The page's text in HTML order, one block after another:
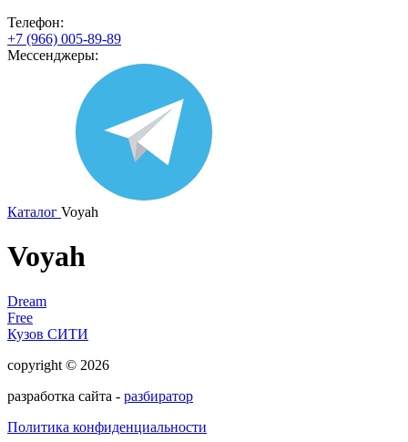
Телефон:
+7 (966) 005-89-89
Мессенджеры:
Каталог Voyah
Voyah
Dream
Free
Кузов СИТИ
copyright © 2026
разработка сайта - разбиратор
Политика конфиденциальности